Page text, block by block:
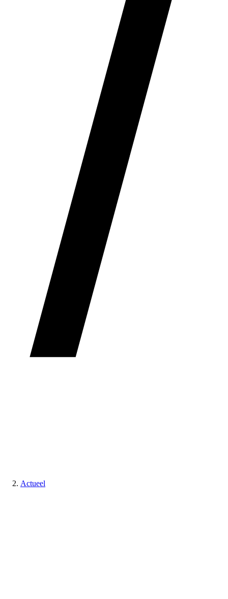
Actueel